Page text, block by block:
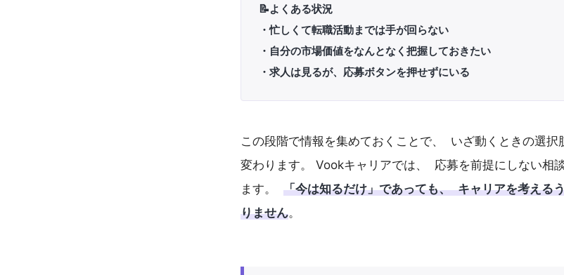
📝よくある状況
・忙しくて転職活動までは手が回らない
・自分の市場価値をなんとなく把握しておきたい
・求人は見るが、応募ボタンを押せずにいる
この段階で情報を集めておくことで、 いざ動くときの選択
変わります。 Vookキャリアでは、 応募を前提にしない相
ます。 「今は知るだけ」であっても、 キャリアを考える
りません。